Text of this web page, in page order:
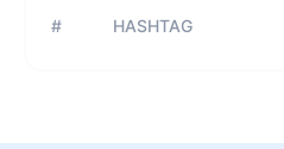
# HASHTAG